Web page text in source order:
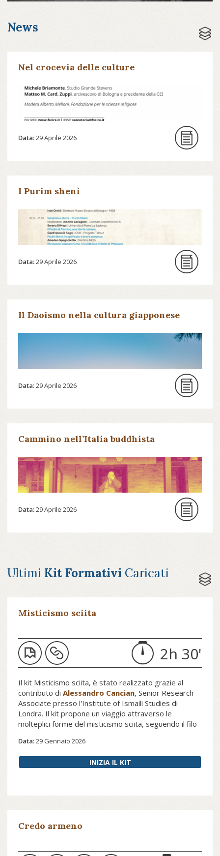
News
Nel crocevia delle culture
Data:29 Aprile 2026
I Purim shenì
Data:29 Aprile 2026
Il Daoismo nella cultura giapponese
Data:29 Aprile 2026
Cammino nell’Italia buddhista
Data:29 Aprile 2026
Ultimi Kit Formativi Caricati
Misticismo sciita
2h 30'
Il kit Misticismo sciita, è stato realizzato grazie al
contributo di Alessandro Cancian, Senior Research
Associate presso l'Institute of Ismaili Studies di
Londra. Il kit propone un viaggio attraverso le
molteplici forme del misticismo sciita, seguendo il filo
e figure carismatiche. Dalle radici comuni con il sufismo
alle elaborazioni filosofiche dell’età safavide,
dall’ermeneutica interiore del Corano alla poesia e alla
trasformazione.
Data:29 Gennaio 2026
INIZIA IL KIT
Credo armeno